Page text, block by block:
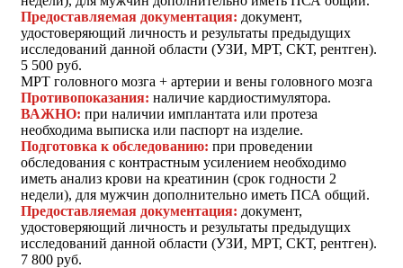
Предоставляемая документация: документ,
удостоверяющий личность и результаты предыдущих
исследований данной области (УЗИ, МРТ, СКТ, рентген).
5 500 руб.
МРТ головного мозга + артерии и вены головного мозга
Противопоказания: наличие кардиостимулятора.
ВАЖНО: при наличии имплантата или протеза
необходима выписка или паспорт на изделие.
Подготовка к обследованию: при проведении
обследования с контрастным усилением необходимо
иметь анализ крови на креатинин (срок годности 2
недели), для мужчин дополнительно иметь ПСА общий.
Предоставляемая документация: документ,
удостоверяющий личность и результаты предыдущих
исследований данной области (УЗИ, МРТ, СКТ, рентген).
7 800 руб.